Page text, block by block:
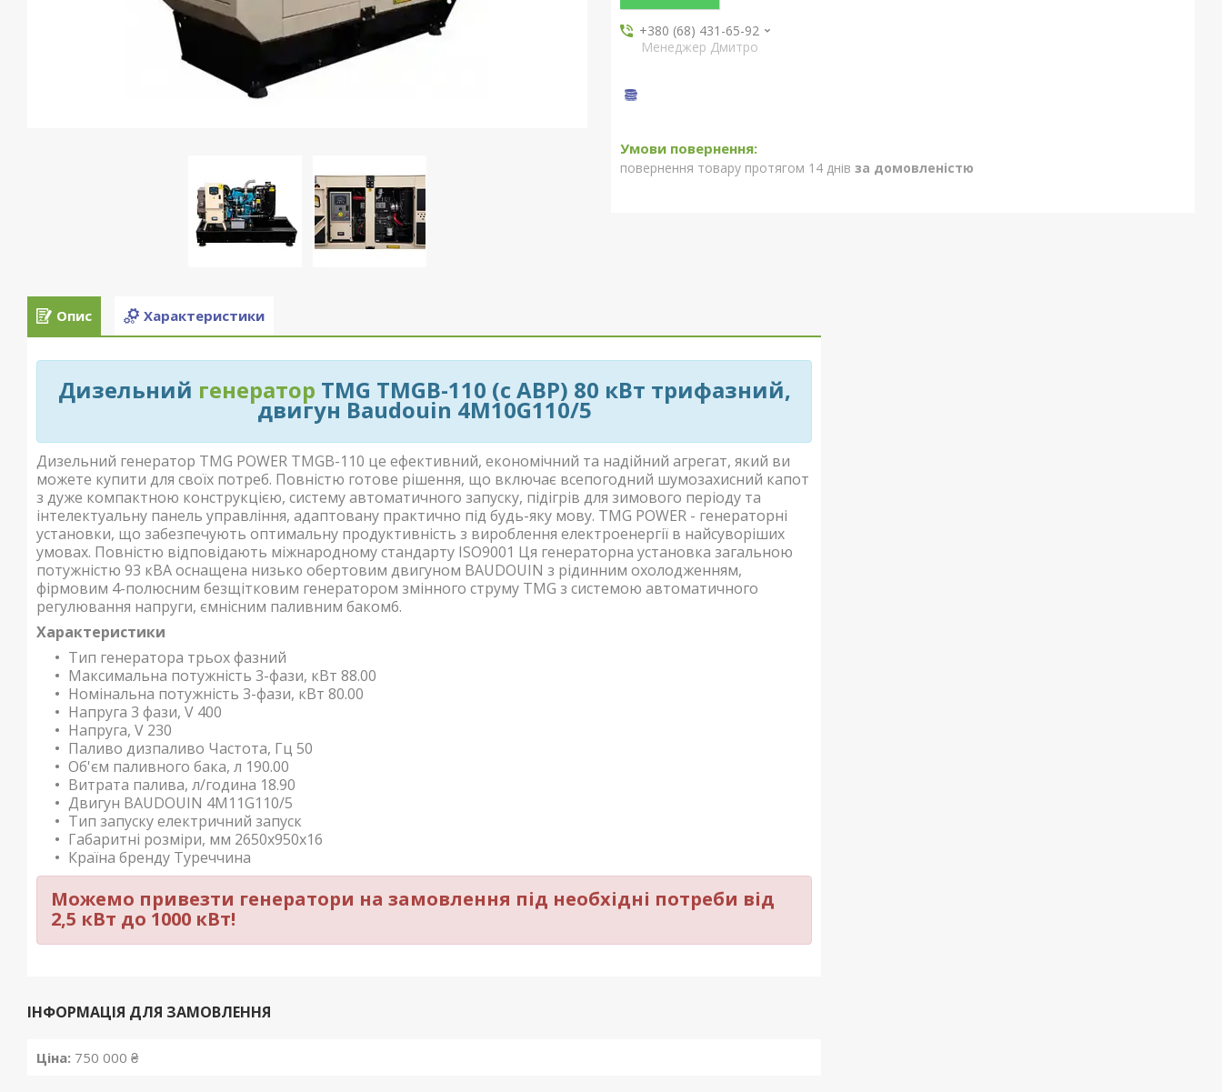
+380 (68) 431-65-92
Менеджер Дмитро
повернення товару протягом 14 днів за домовленістю
Опис Характеристики
Дизельний генератор TMG TMGB-110 (с АВР) 80 кВт трифазний,
двигун Baudouin 4M10G110/5
Дизельний генератор TMG POWER TMGB-110 це ефективний, економічний та надійний агрегат, який ви
можете купити для своїх потреб. Повністю готове рішення, що включає всепогодний шумозахисний капот
з дуже компактною конструкцією, систему автоматичного запуску, підігрів для зимового періоду та
інтелектуальну панель управління, адаптовану практично під будь-яку мову. TMG POWER - генераторні
установки, що забезпечують оптимальну продуктивність з вироблення електроенергії в найсуворіших
умовах. Повністю відповідають міжнародному стандарту ISO9001 Ця генераторна установка загальною
потужністю 93 кВА оснащена низько обертовим двигуном BAUDOUIN з рідинним охолодженням,
фірмовим 4-полюсним безщітковим генератором змінного струму TMG з системою автоматичного
регулювання напруги, ємнісним паливним баком6.
Характеристики
Тип генератора трьох фазний
Максимальна потужність 3-фази, кВт 88.00
Номінальна потужність 3-фази, кВт 80.00
Напруга 3 фази, V 400
Напруга, V 230
Паливо дизпаливо Частота, Гц 50
Об'єм паливного бака, л 190.00
Витрата палива, л/година 18.90
Двигун BAUDOUIN 4M11G110/5
Тип запуску електричний запуск
Габаритні розміри, мм 2650x950x16
Країна бренду Туреччина
Можемо привезти генератори на замовлення під необхідні потреби від
2,5 кВт до 1000 кВт!
ІНФОРМАЦІЯ ДЛЯ ЗАМОВЛЕННЯ
Ціна: 750 000 ₴